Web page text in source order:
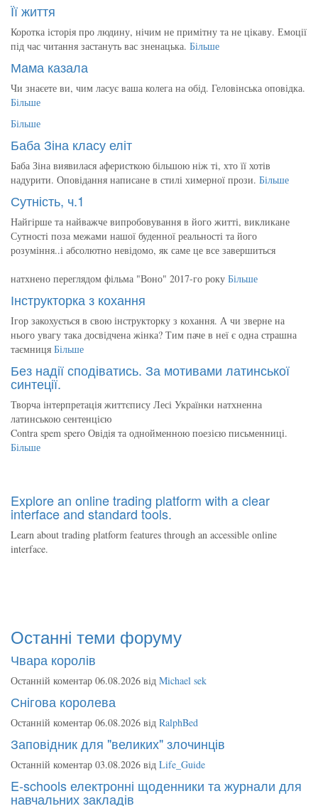
Її життя
Коротка історія про людину, нічим не примітну та не цікаву. Емоції
під час читання застануть вас зненацька. Більше
Мама казала
Чи знаєете ви, чим ласує ваша колега на обід. Геловінська оповідка.
Більше
Більше
Баба Зіна класу еліт
Баба Зіна виявилася аферисткою більшою ніж ті, хто її хотів
надурити. Оповідання написане в стилі химерної прози. Більше
Сутність, ч.1
Найгірше та найважче випробовування в його житті, викликане
Сутності поза межами нашої буденної реальності та його
розуміння..і абсолютно невідомо, як саме це все завершиться
натхнено переглядом фільма "Воно" 2017-го року Більше
Інструкторка з кохання
Ігор закохується в свою інструкторку з кохання. А чи зверне на
нього увагу така досвідчена жінка? Тим паче в неї є одна страшна
таємниця Більше
Без надії сподіватись. За мотивами латинської
синтеції.
Творча інтерпретація життєпису Лесі Українки натхненна
латинською сентенцією
Contra spem spero Овідія та однойменною поезією письменниці.
Більше
Explore an online trading platform with a clear
interface and standard tools.
Learn about trading platform features through an accessible online
interface.
Останні теми форуму
Чвара королів
Останній коментар 06.08.2026 від Michael sek
Снігова королева
Останній коментар 06.08.2026 від RalphBed
Заповідник для "великих" злочинців
Останній коментар 03.08.2026 від Life_Guide
E-schools електронні щоденники та журнали для
навчальних закладів